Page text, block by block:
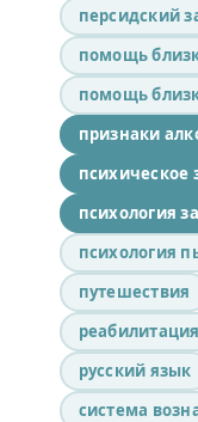
персидский
помощь
помощь
признаки
психическое
психология
психология
путешествия
русский язык
система